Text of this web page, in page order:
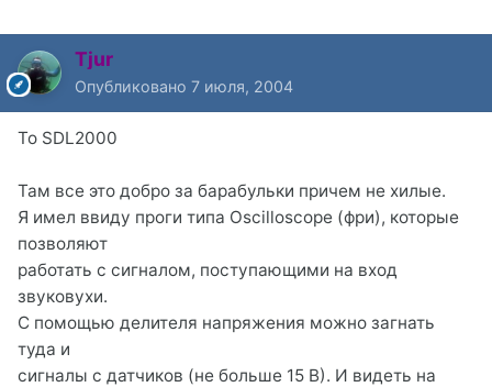
Tjur
Опубликовано 7 июля, 2004
To SDL2000
Там все это добро за барабульки причем не хилые.
Я имел ввиду проги типа Oscilloscope (фри), которые
позволяют
работать с сигналом, поступающими на вход
звуковухи.
С помощью делителя напряжения можно загнать
туда и
сигналы с датчиков (не больше 15 В). И видеть на